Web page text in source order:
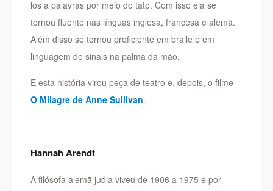
los a palavras por meio do tato. Com isso ela se
tornou fluente nas línguas inglesa, francesa e alemã.
Além disso se tornou proficiente em braile e em
linguagem de sinais na palma da mão.
E esta história virou peça de teatro e, depois, o filme
O Milagre de Anne Sullivan.
Hannah Arendt
A filósofa alemã judia viveu de 1906 a 1975 e por